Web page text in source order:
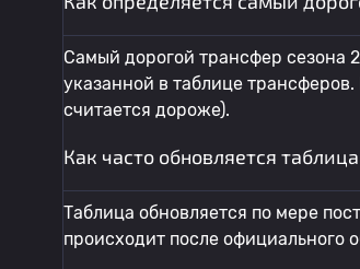
Самый дорогой трансфер сезона
указанной в таблице
считается дороже).
Как часто обновляется
Таблица обновляется по мере
происходит после официального